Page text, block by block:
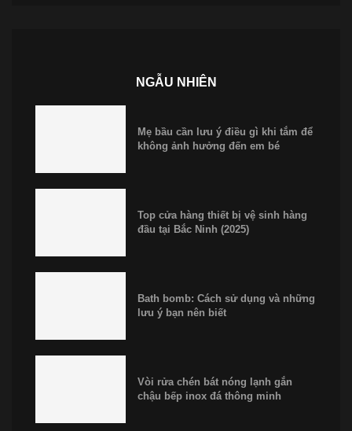
NGẪU NHIÊN
Mẹ bầu cần lưu ý điều gì khi tắm để
không ảnh hưởng đến em bé
Top cửa hàng thiết bị vệ sinh hàng
đầu tại Bắc Ninh (2025)
Bath bomb: Cách sử dụng và những
lưu ý bạn nên biết
Vòi rửa chén bát nóng lạnh gắn
chậu bếp inox đá thông minh